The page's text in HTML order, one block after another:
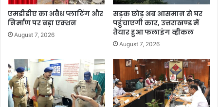
एमडीडीए का अवैध प्लाटिंग और
निर्माण पर बड़ा एक्शन
August 7, 2026
सड़क छोड़ अब आसमान से घर
पहुंचाएगी कार, उत्तराखण्ड में
तैयार हुआ फलाइंग व्हीकल
August 7, 2026